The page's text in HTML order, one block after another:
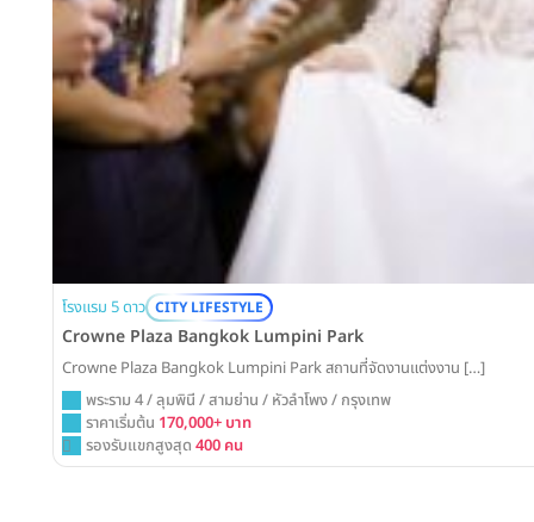
โรงแรม 5 ดาว CITY LIFESTYLE
Crowne Plaza Bangkok Lumpini Park
Crowne Plaza Bangkok Lumpini Park สถานที่จัดงานแต่งงาน […]
พระราม 4 / ลุมพินี / สามย่าน / หัวลำโพง / กรุงเทพ
ราคาเริ่มต้น 170,000+ บาท
รองรับแขกสูงสุด 400 คน